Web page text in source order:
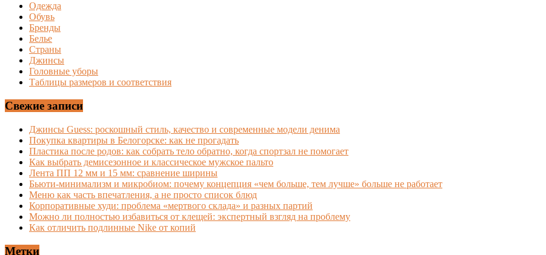
Одежда
Обувь
Бренды
Белье
Страны
Джинсы
Головные уборы
Таблицы размеров и соответствия
Свежие записи
Джинсы Guess: роскошный стиль, качество и современные модели денима
Покупка квартиры в Белогорске: как не прогадать
Пластика после родов: как собрать тело обратно, когда спортзал не помогает
Как выбрать демисезонное и классическое мужское пальто
Лента ПП 12 мм и 15 мм: сравнение ширины
Бьюти-минимализм и микробиом: почему концепция «чем больше, тем лучше» больше не работает
Меню как часть впечатления, а не просто список блюд
Корпоративные худи: проблема «мертвого склада» и разных партий
Можно ли полностью избавиться от клещей: экспертный взгляд на проблему
Как отличить подлинные Nike от копий
Метки